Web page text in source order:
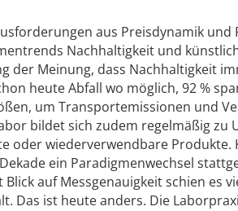
aus Preisdynamik und
Nachhaltigkeit und
der Meinung, dass Nachhaltigkeit
heute Abfall wo möglich, 92 %
um Transportemissionen und
bildet sich zudem regelmäßig zu
oder wiederverwendbare Produkte.
ein Paradigmenwechsel
auf Messgenauigkeit schien es
Das ist heute anders. Die